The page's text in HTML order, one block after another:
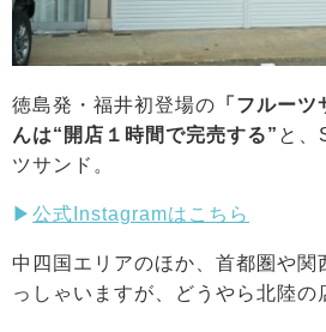
徳島発・福井初登場の 「フルー
んは“開店１時間で完売する” と、
ツサンド。
▶ 公式Instagramはこちら
中四国エリアのほか、首都圏や関
っしゃいますが、どうやら北陸の